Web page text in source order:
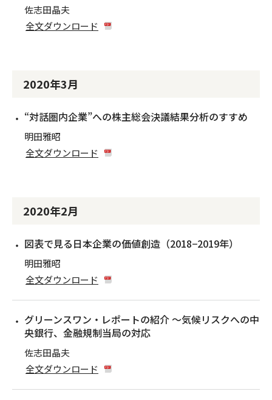
佐志田晶夫
全文ダウンロード
2020年3月
“対話圏内企業”への株主総会決議結果分析のすすめ
明田雅昭
全文ダウンロード
2020年2月
図表で見る日本企業の価値創造（2018−2019年）
明田雅昭
全文ダウンロード
グリーンスワン・レポートの紹介 〜気候リスクへの中
央銀行、金融規制当局の対応
佐志田晶夫
全文ダウンロード